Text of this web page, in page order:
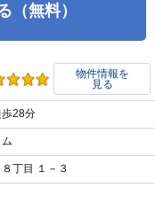
（無料）
物件情報を
見る
28分
８丁目 １－３